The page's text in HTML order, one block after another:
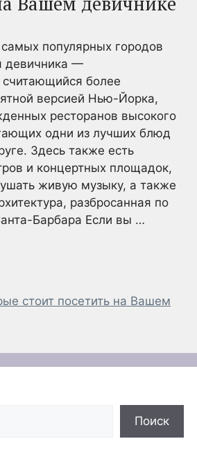
популярных городов
девичника —
считающийся более
версией Нью-Йорка,
ресторанов высокого
одни из лучших блюд
Здесь также есть
и концертных площадок,
живую музыку, а также
разбросанная по
Барбара Если вы …
стоит посетить на Вашем
Поиск